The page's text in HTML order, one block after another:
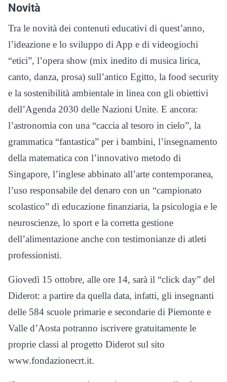
Novità
Tra le novità dei contenuti educativi di quest’anno,
l’ideazione e lo sviluppo di App e di videogiochi
“etici”, l’opera show (mix inedito di musica lirica,
canto, danza, prosa) sull’antico Egitto, la food security
e la sostenibilità ambientale in linea con gli obiettivi
dell’Agenda 2030 delle Nazioni Unite. E ancora:
l’astronomia con una “caccia al tesoro in cielo”, la
grammatica “fantastica” per i bambini, l’insegnamento
della matematica con l’innovativo metodo di
Singapore, l’inglese abbinato all’arte contemporanea,
l’uso responsabile del denaro con un “campionato
scolastico” di educazione finanziaria, la psicologia e le
neuroscienze, lo sport e la corretta gestione
dell’alimentazione anche con testimonianze di atleti
professionisti.
Giovedì 15 ottobre, alle ore 14, sarà il “click day” del
Diderot: a partire da quella data, infatti, gli insegnanti
delle 584 scuole primarie e secondarie di Piemonte e
Valle d’Aosta potranno iscrivere gratuitamente le
proprie classi al progetto Diderot sul sito
www.fondazionecrt.it.